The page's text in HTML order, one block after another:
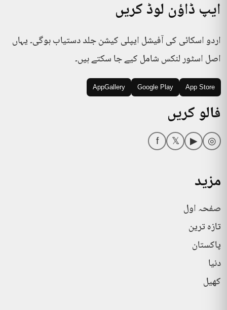
ایپ ڈاؤن لوڈ کریں
اردو اسکائی کی آفیشل ایپلی کیشن جلد دستیاب ہوگی۔ یہاں
اصل اسٹور لنکس شامل کیے جا سکتے ہیں۔
App Store
Google Play
AppGallery
فالو کریں
◎
▶
𝕏
f
مزید
صفحہ اول
تازہ ترین
پاکستان
دنیا
کھیل